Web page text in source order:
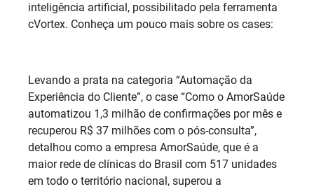
inteligência artificial, possibilitado pela ferramenta
cVortex. Conheça um pouco mais sobre os cases:
Levando a prata na categoria “Automação da
Experiência do Cliente”, o case “Como o AmorSaúde
automatizou 1,3 milhão de confirmações por mês e
recuperou R$ 37 milhões com o pós-consulta”,
detalhou como a empresa AmorSaúde, que é a
maior rede de clínicas do Brasil com 517 unidades
em todo o território nacional, superou a